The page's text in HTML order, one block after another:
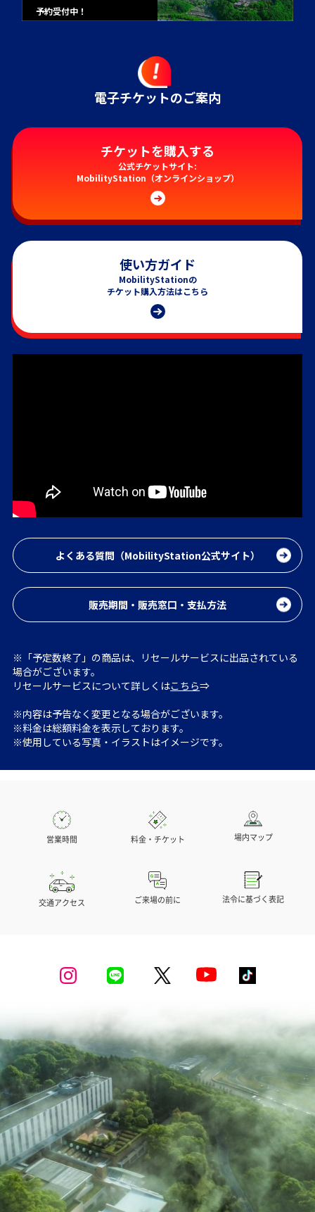
予約受付中！
電子チケットのご案内
チケットを購入する
公式チケットサイト:
MobilityStation（オンラインショップ）
使い方ガイド
MobilityStationの
チケット購入方法はこちら
よくある質問（MobilityStation公式サイト）
販売期間・販売窓口・支払方法
※「予定数終了」の商品は、リセールサービスに出品されている
場合がございます。
リセールサービスについて詳しくはこちら⇒
※内容は予告なく変更となる場合がございます。
※料金は総額料金を表示しております。
※使用している写真・イラストはイメージです。
営業時間 料金・チケット 場内マップ
交通アクセス ご来場の前に 法令に基づく表記